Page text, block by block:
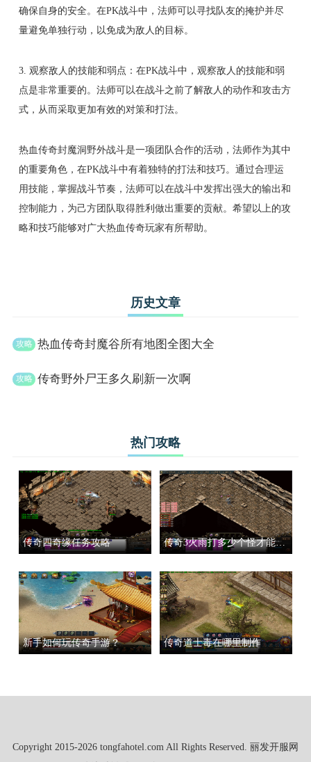
确保自身的安全。在PK战斗中，法师可以寻找队友的掩护并尽
量避免单独行动，以免成为敌人的目标。
3. 观察敌人的技能和弱点：在PK战斗中，观察敌人的技能和弱
点是非常重要的。法师可以在战斗之前了解敌人的动作和攻击方
式，从而采取更加有效的对策和打法。
热血传奇封魔洞野外战斗是一项团队合作的活动，法师作为其中
的重要角色，在PK战斗中有着独特的打法和技巧。通过合理运
用技能，掌握战斗节奏，法师可以在战斗中发挥出强大的输出和
控制能力，为己方团队取得胜利做出重要的贡献。希望以上的攻
略和技巧能够对广大热血传奇玩家有所帮助。
历史文章
热血传奇封魔谷所有地图全图大全
传奇野外尸王多久刷新一次啊
热门攻略
传奇四奇缘任务攻略 传奇3火雨打多少个怪才能打完
新手如何玩传奇手游？ 传奇道士毒在哪里制作
Copyright 2015-2026 tongfahotel.com All Rights Reserved. 丽发开服网